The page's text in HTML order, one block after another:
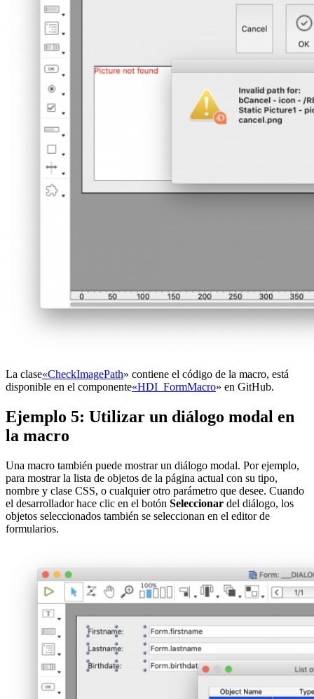
La clase«CheckImagePath» contiene el código de la macro, está
disponible en el componente«HDI_FormMacro» en GitHub.
Ejemplo 5: Utilizar un diálogo modal en
la macro
Una macro también puede mostrar un diálogo modal. Por ejemplo,
para mostrar la lista de objetos de la página actual con su tipo,
nombre y clase CSS, o cualquier otro parámetro que desee. Cuando
el desarrollador hace clic en el botón Seleccionar del diálogo, los
objetos seleccionados también se seleccionan en el editor de
formularios.